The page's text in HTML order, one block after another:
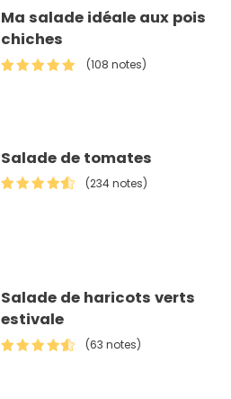
Ma salade idéale aux pois
chiches
(108 notes)
Salade de tomates
(234 notes)
Salade de haricots verts
estivale
(63 notes)